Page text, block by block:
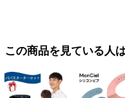
この商品を見ている人